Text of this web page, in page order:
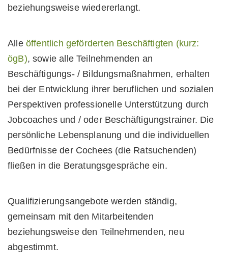
beziehungsweise wiedererlangt.
Alle öffentlich geförderten Beschäftigten (kurz:
ögB), sowie alle Teilnehmenden an
Beschäftigungs- / Bildungsmaßnahmen, erhalten
bei der Entwicklung ihrer beruflichen und sozialen
Perspektiven professionelle Unterstützung durch
Jobcoaches und / oder Beschäftigungstrainer. Die
persönliche Lebensplanung und die individuellen
Bedürfnisse der Cochees (die Ratsuchenden)
fließen in die Beratungsgespräche ein.
Qualifizierungsangebote werden ständig,
gemeinsam mit den Mitarbeitenden
beziehungsweise den Teilnehmenden, neu
abgestimmt.